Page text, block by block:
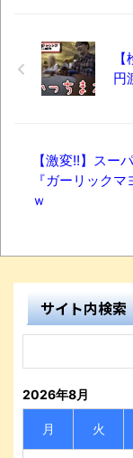
円
【激変!!】スー
『ガーリック
ｗ
サイト内検索
2026年8月
月 火